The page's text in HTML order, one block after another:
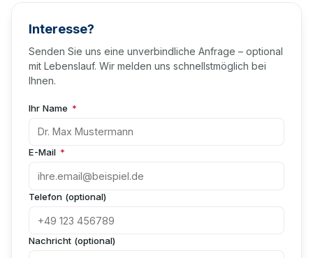
Interesse?
Senden Sie uns eine unverbindliche Anfrage – optional
mit Lebenslauf. Wir melden uns schnellstmöglich bei
Ihnen.
Ihr Name *
E-Mail *
Telefon (optional)
Nachricht (optional)